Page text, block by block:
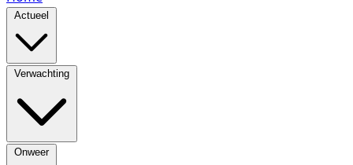
Actueel
Verwachting
Onweer